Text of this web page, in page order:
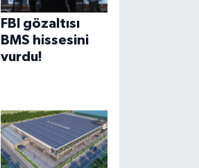
FBI gözaltısı
BMS hissesini
vurdu!